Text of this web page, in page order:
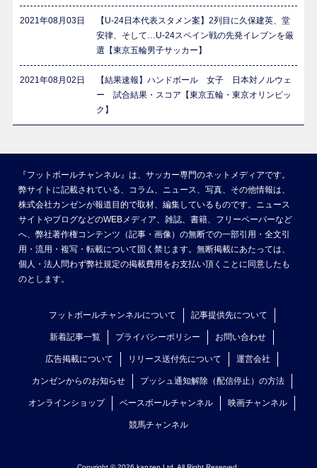
2021年08月03日
【U-24日本代表スタメン案】2列目に久保建英、堂
安律、そして…U-24スペイン戦の先発イレブンを厳
選【東京五輪男子サッカー】
2021年08月02日
【結果速報】ハンドボール 女子 日本対ノルウェ
ー 試合結果・スコア【東京五輪・東京オリンピッ
ク】
『フットボールチャンネル』は、サッカー専門のネットメディアです。
弊サイトに記載されている、コラム、ニュース、写真、その他情報は、
株式会社カンゼンが報道目的で取材、編集しているものです。ニュース
サイトやブログなどのWEBメディア、雑誌、書籍、フリーペーパーなど
へ、弊社著作権コンテンツ（記事・画像）の無断での一部引用・全文引
用・流用・複写・転載について固く禁じます。無断掲載にあたっては、
個人・法人問わず弊社規定の掲載費用をお支払い頂くことに同意したも
のとします。
フットボールチャンネルについて 記事提供先について
新着記事一覧 プライバシーポリシー お問い合わせ
広告掲載について リリース送付先について 運営会社
カンゼンからのお知らせ プッシュ通知解除（配信停止）の方法
オンラインショップ ベースボールチャンネル 映画チャンネル
競馬チャンネル